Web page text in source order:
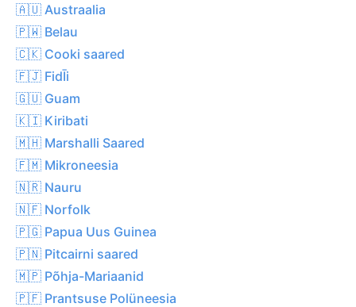
🇦🇺 Austraalia
🇵🇼 Belau
🇨🇰 Cooki saared
🇫🇯 FidĪi
🇬🇺 Guam
🇰🇮 Kiribati
🇲🇭 Marshalli Saared
🇫🇲 Mikroneesia
🇳🇷 Nauru
🇳🇫 Norfolk
🇵🇬 Papua Uus Guinea
🇵🇳 Pitcairni saared
🇲🇵 Põhja-Mariaanid
🇵🇫 Prantsuse Polüneesia